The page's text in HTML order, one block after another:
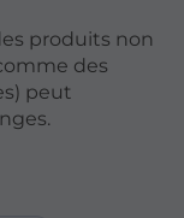
produits non
des
peut